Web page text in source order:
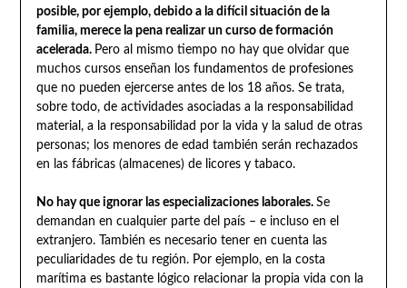
posible, por ejemplo, debido a la difícil situación de la
familia, merece la pena realizar un curso de formación
acelerada. Pero al mismo tiempo no hay que olvidar que
muchos cursos enseñan los fundamentos de profesiones
que no pueden ejercerse antes de los 18 años. Se trata,
sobre todo, de actividades asociadas a la responsabilidad
material, a la responsabilidad por la vida y la salud de otras
personas; los menores de edad también serán rechazados
en las fábricas (almacenes) de licores y tabaco.
No hay que ignorar las especializaciones laborales. Se
demandan en cualquier parte del país – e incluso en el
extranjero. También es necesario tener en cuenta las
peculiaridades de tu región. Por ejemplo, en la costa
marítima es bastante lógico relacionar la propia vida con la